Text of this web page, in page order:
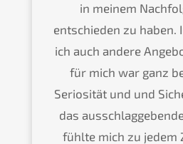
in meinem
entschie­den zu haben.
ich auch andere
für mich war ganz
Serio­si­tät und und
das
fühlte mich zu jedem